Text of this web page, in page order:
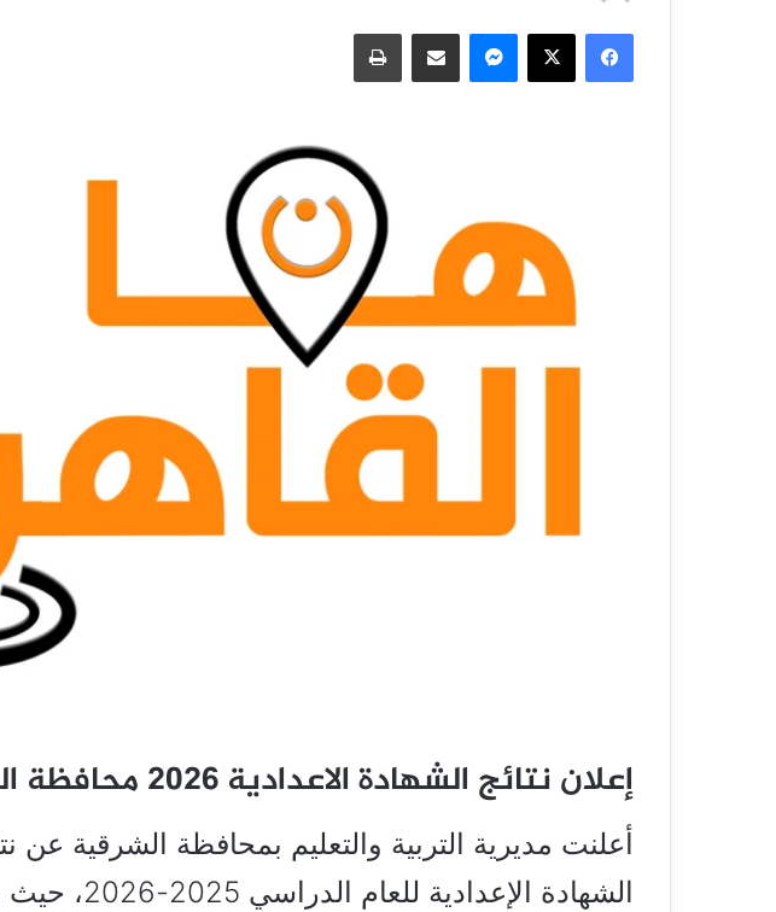
فيسبوك ‫X ماسنجر مشاركة عبر البريد طباعة
إعلان نتائج الشهادة الاعدادية 2026 محافظة الشرقية
أعلنت مديرية التربية والتعليم بمحافظة الشرقية عن
الشهادة الإعدادية